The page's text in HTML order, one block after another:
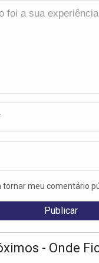
tornar meu comentário
- Onde